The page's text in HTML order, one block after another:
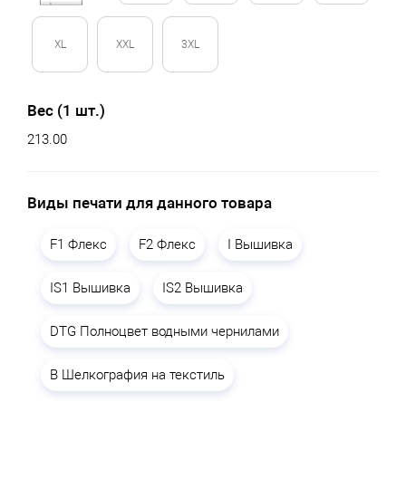
XL XXL 3XL
Вес (1 шт.)
213.00
Виды печати для данного товара
F1 Флекс F2 Флекс I Вышивка
IS1 Вышивка IS2 Вышивка
DTG Полноцвет водными чернилами
B Шелкография на текстиль